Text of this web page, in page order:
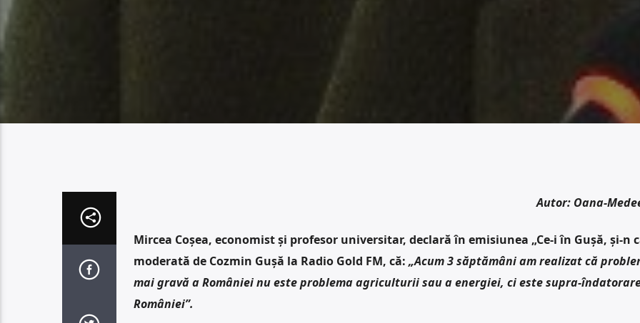
Autor: Oana-
Mircea Coșea, economist și profesor universitar, declară în emisiunea „Ce-i în Gușă, și-n
moderată de Cozmin Gușă la Radio Gold FM, că: „Acum 3 săptămâni am realizat că
mai gravă a României nu este problema agriculturii sau a energiei, ci este supra-
României”.